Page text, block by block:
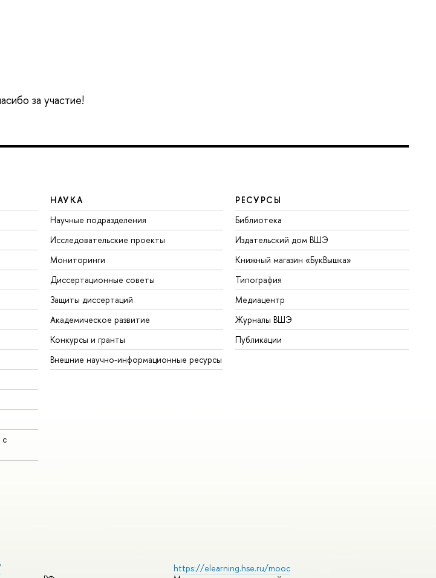
за участие!
с
НАУКА
Научные подразделения
Исследовательские проекты
Мониторинги
Диссертационные советы
Защиты диссертаций
Академическое развитие
Конкурсы и гранты
Внешние научно-информационные ресурсы
РЕСУРСЫ
Библиотека
Издательский дом ВШЭ
Книжный магазин «БукВышка»
Типография
Медиацентр
Журналы ВШЭ
Публикации
https://elearning.hse.ru/mooc